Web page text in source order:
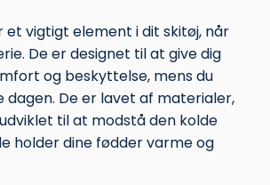
et vigtigt element i dit skitøj, når
De er designet til at give dig
og beskyttelse, mens du
dagen. De er lavet af materialer,
til at modstå den kolde
holder dine fødder varme og